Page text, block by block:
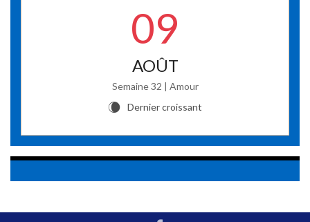
09
AOÛT
Semaine 32 | Amour
W Dernier croissant